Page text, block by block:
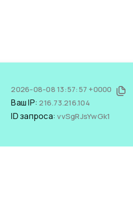
2026-08-08 13:57:57 +0000
Ваш IP:216.73.216.104
ID запроса:vvSgRJsYwGk1